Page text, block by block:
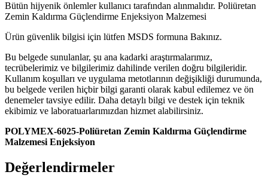
Bütün hijyenik önlemler kullanıcı tarafından alınmalıdır. Poliüretan
Zemin Kaldırma Güçlendirme Enjeksiyon Malzemesi
Ürün güvenlik bilgisi için lütfen MSDS formuna Bakınız.
Bu belgede sunulanlar, şu ana kadarki araştırmalarımız,
tecrübelerimiz ve bilgilerimiz dahilinde verilen doğru bilgileridir.
Kullanım koşulları ve uygulama metotlarının değişikliği durumunda,
bu belgede verilen hiçbir bilgi garanti olarak kabul edilemez ve ön
denemeler tavsiye edilir. Daha detaylı bilgi ve destek için teknik
ekibimiz ve laboratuarlarımızdan hizmet alabilirsiniz.
POLYMEX-6025-Poliüretan Zemin Kaldırma Güçlendirme
Malzemesi Enjeksiyon
Değerlendirmeler